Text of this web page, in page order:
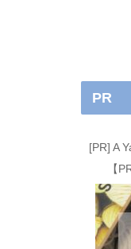
PR
[PR] A
【